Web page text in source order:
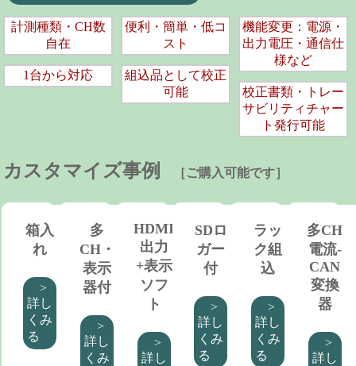
計測種類・CH数
自在
1台から対応
便利・簡単・低コ
スト
組込品として校正
可能
機能変更：電源・
出力電圧・通信仕
様など
校正書類・トレー
サビリティチャー
ト発行可能
カスタマイズ事例 ［ご購入可能です］
箱入
れ
>
詳し
くみ
る
多
CH・
表示
器付
>
詳し
くみ
HDMI
出力
+表示
ソフ
ト
>
詳し
SDロ
ガー
付
>
詳し
くみ
る
ラッ
ク組
込
>
詳し
くみ
る
多CH
電流-
CAN
変換
器
>
詳し